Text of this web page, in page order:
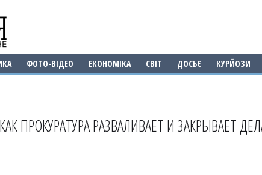
ФОТО-ВІДЕО ЕКОНОМІКА СВІТ ДОСЬЄ КУРЙОЗИ
ПРОКУРАТУРА РАЗВАЛИВАЕТ И ЗАКРЫВАЕТ